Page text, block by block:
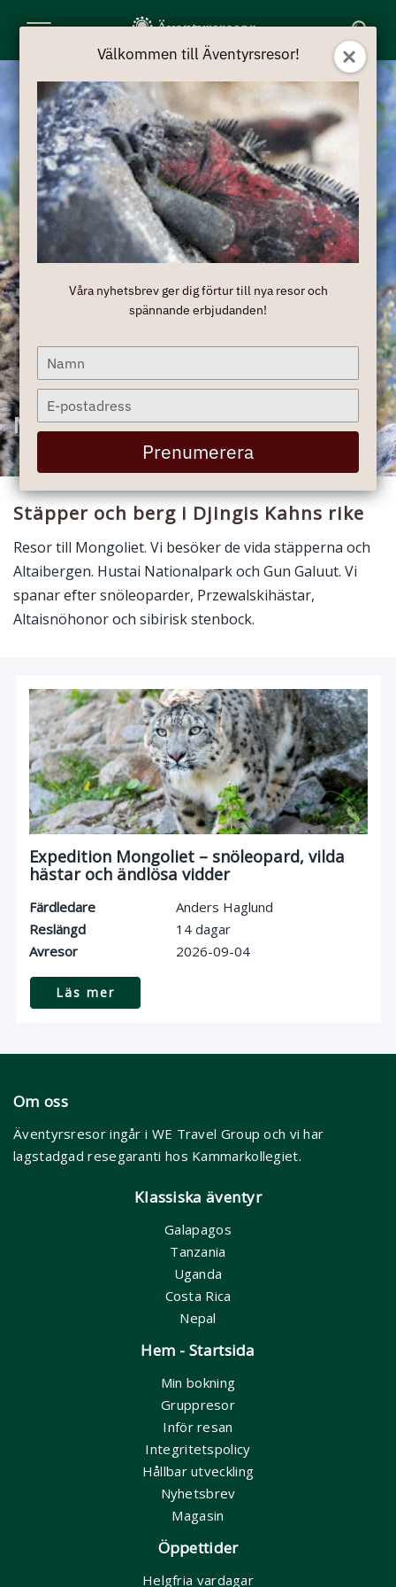
Mongoliet
Stäpper och berg i Djingis Kahns rike
Resor till Mongoliet. Vi besöker de vida stäpperna och
Altaibergen. Hustai Nationalpark och Gun Galuut. Vi
spanar efter snöleoparder, Przewalskihästar,
Altaisnöhonor och sibirisk stenbock.
Expedition Mongoliet – snöleopard, vilda
hästar och ändlösa vidder
Färdledare
Anders Haglund
Reslängd
14 dagar
Avresor
2026-09-04
Läs mer
Om oss
Äventyrsresor ingår i WE Travel Group och vi har
lagstadgad resegaranti hos Kammarkollegiet.
Klassiska äventyr
Galapagos
Tanzania
Uganda
Costa Rica
Nepal
Hem - Startsida
Min bokning
Gruppresor
Inför resan
Integritetspolicy
Hållbar utveckling
Nyhetsbrev
Magasin
Öppettider
Helgfria vardagar
Välkommen till Äventyrsresor!
Våra nyhetsbrev ger dig förtur till nya resor och
spännande erbjudanden!
Type
your
name
Type
your
email
Prenumerera